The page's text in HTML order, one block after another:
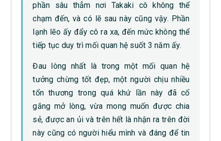
phần sâu thẳm nơi Takaki cô không thể
chạm đến, và có lẽ sau này cũng vậy. Phần
lạnh lẽo ấy đẩy cô ra xa, đến mức không thể
tiếp tục duy trì mối quan hệ suốt 3 năm ấy.
Đau lòng nhất là trong một mối quan hệ
tưởng chừng tốt đẹp, một người chịu nhiều
tổn thương trong quá khứ lần này đã cố
gắng mở lòng, vừa mong muốn được chia
sẻ, được an ủi và trên hết là nhận ra trên đời
này cũng có người hiểu mình và đáng để tin